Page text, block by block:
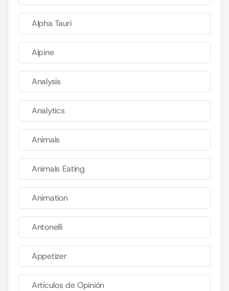
Alpha Tauri
Alpine
Analysis
Analytics
Animals
Animals Eating
Animation
Antonelli
Appetizer
Artículos de Opinión